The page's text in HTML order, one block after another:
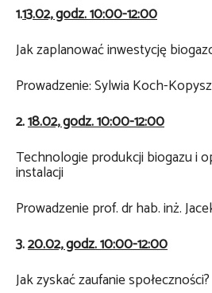
1.13.02, godz. 10:00-12:00
Jak zaplanować inwestycję
Prowadzenie: Sylwia Koch-
2.18.02, godz. 10:00-12:00
Technologie produkcji biogazu i
instalacji
Prowadzenie prof. dr hab. inż.
3.20.02, godz. 10:00-12:00
Jak zyskać zaufanie społeczności?